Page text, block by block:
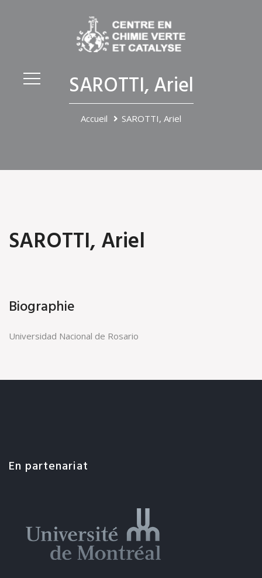
SAROTTI, Ariel
Accueil SAROTTI, Ariel
SAROTTI, Ariel
Biographie
Universidad Nacional de Rosario
En partenariat